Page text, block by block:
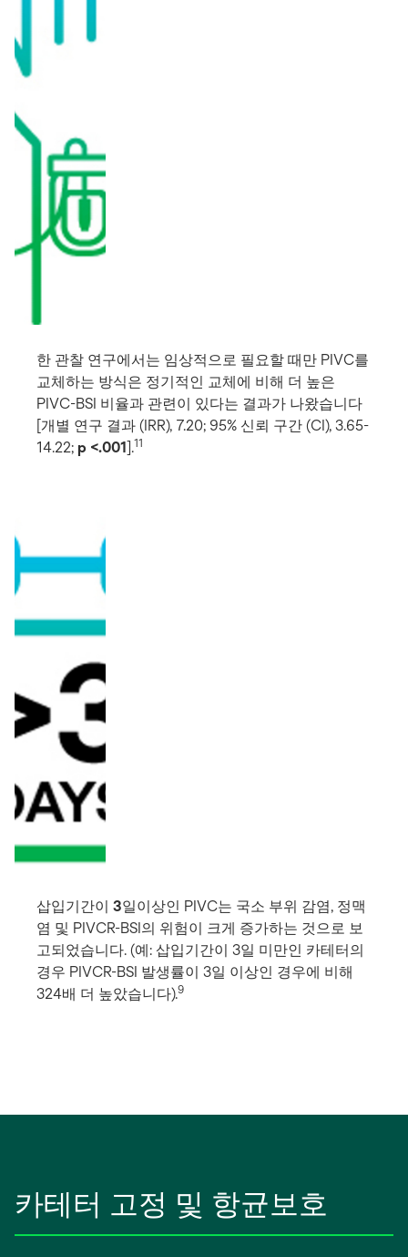
한 관찰 연구에서는 임상적으로 필요할 때만 PIVC를
교체하는 방식은 정기적인 교체에 비해 더 높은
PIVC-BSI 비율과 관련이 있다는 결과가 나왔습니다
[개별 연구 결과 (IRR), 7.20; 95% 신뢰 구간 (CI), 3.65-
14.22; p <.001].11
삽입기간이 3일이상인 PIVC는 국소 부위 감염, 정맥
염 및 PIVCR-BSI의 위험이 크게 증가하는 것으로 보
고되었습니다. (예: 삽입기간이 3일 미만인 카테터의
경우 PIVCR-BSI 발생률이 3일 이상인 경우에 비해
324배 더 높았습니다).9
카테터 고정 및 항균보호